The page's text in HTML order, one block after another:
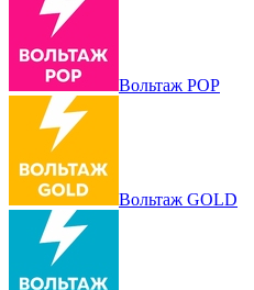
Вольтаж POP
Вольтаж GOLD